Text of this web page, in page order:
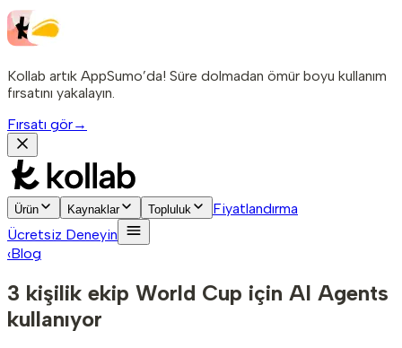
Kollab artık AppSumo’da! Süre dolmadan ömür boyu kullanım
fırsatını yakalayın.
Fırsatı gör→
Ürün Kaynaklar Topluluk
Fiyatlandırma
Ücretsiz Deneyin
‹Blog
3 kişilik ekip World Cup için AI Agents
kullanıyor